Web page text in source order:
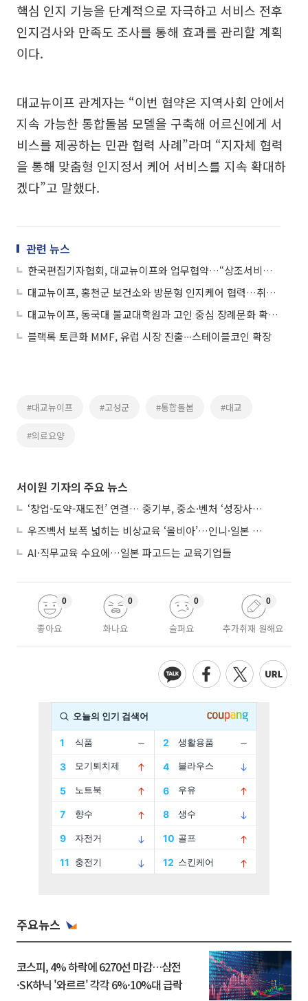
핵심 인지 기능을 단계적으로 자극하고 서비스 전후
인지검사와 만족도 조사를 통해 효과를 관리할 계획
이다.
대교뉴이프 관계자는 “이번 협약은 지역사회 안에서
지속 가능한 통합돌봄 모델을 구축해 어르신에게 서
비스를 제공하는 민관 협력 사례”라며 “지자체 협력
을 통해 맞춤형 인지정서 케어 서비스를 지속 확대하
겠다”고 말했다.
관련 뉴스
한국편집기자협회, 대교뉴이프와 업무협약…“상조서비스 최대 50% 할인”
대교뉴이프, 홍천군 보건소와 방문형 인지케어 협력…취약계층 어르신 지원
대교뉴이프, 동국대 불교대학원과 고인 중심 장례문화 확산 협력
블랙록 토큰화 MMF, 유럽 시장 진출∙∙∙스테이블코인 확장
#대교뉴이프 #고성군 #통합돌봄 #대교
#의료요양
서이원 기자의 주요 뉴스
‘창업-도약-재도전’ 연결… 중기부, 중소·벤처 ‘성장사다리’ 짓는다
우즈벡서 보폭 넓히는 비상교육 ‘올비아’…인니·일본 진출 타진
AI·직무교육 수요에…일본 파고드는 교육기업들
좋아요
0
화나요
0
슬퍼요
0
추가취재 원해요
0
주요뉴스
코스피, 4% 하락에 6270선 마감…삼전
·SK하닉 '와르르' 각각 6%·10%대 급락